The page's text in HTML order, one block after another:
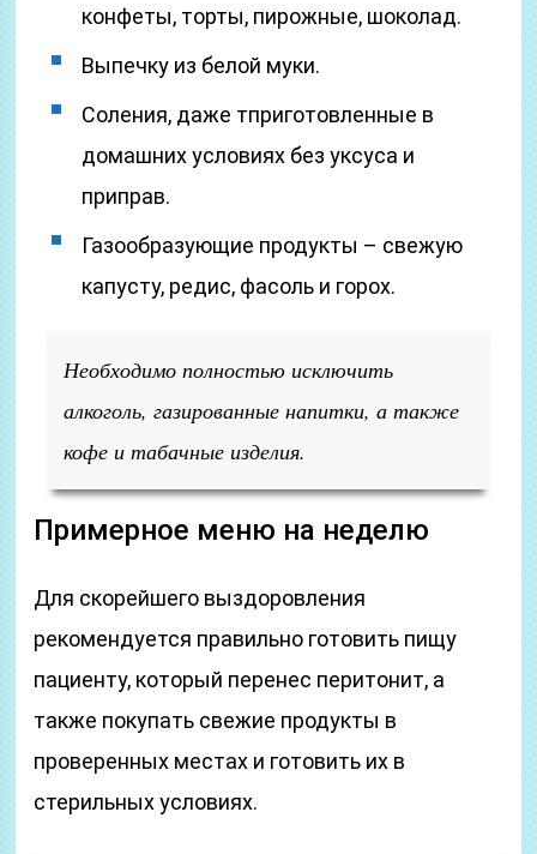
конфеты, торты, пирожные, шоколад.
Выпечку из белой муки.
Соления, даже тприготовленные в
домашних условиях без уксуса и
приправ.
Газообразующие продукты – свежую
капусту, редис, фасоль и горох.
Необходимо полностью исключить
алкоголь, газированные напитки, а также
кофе и табачные изделия.
Примерное меню на неделю
Для скорейшего выздоровления
рекомендуется правильно готовить пищу
пациенту, который перенес перитонит, а
также покупать свежие продукты в
проверенных местах и готовить их в
стерильных условиях.